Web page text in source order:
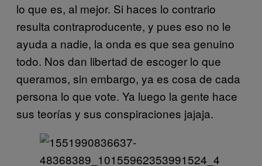
lo que es, al mejor. Si haces lo contrario
resulta contraproducente, y pues eso no le
ayuda a nadie, la onda es que sea genuino
todo. Nos dan libertad de escoger lo que
queramos, sin embargo, ya es cosa de cada
persona lo que vote. Ya luego la gente hace
sus teorías y sus conspiraciones jajaja.